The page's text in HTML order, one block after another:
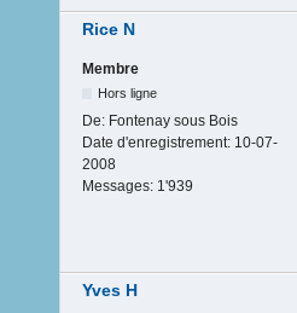
Rice N
Membre
Hors ligne
De: Fontenay sous Bois
Date d'enregistrement: 10-07-
2008
Messages: 1'939
Yves H